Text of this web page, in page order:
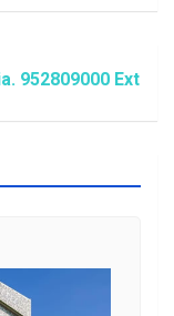
Extensión